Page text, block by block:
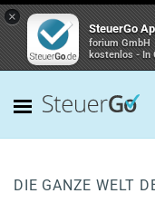
×
SteuerGo
forium GmbH
kostenlos - In
DIE GANZE WELT